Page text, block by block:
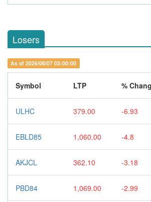
Losers
As of 2026/08/07 03:00:00
Symbol LTP %
ULHC 379.00 -6.93
EBLD85 1,060.00 -4.8
AKJCL 362.10 -3.18
PBD84 1,069.00 -2.99